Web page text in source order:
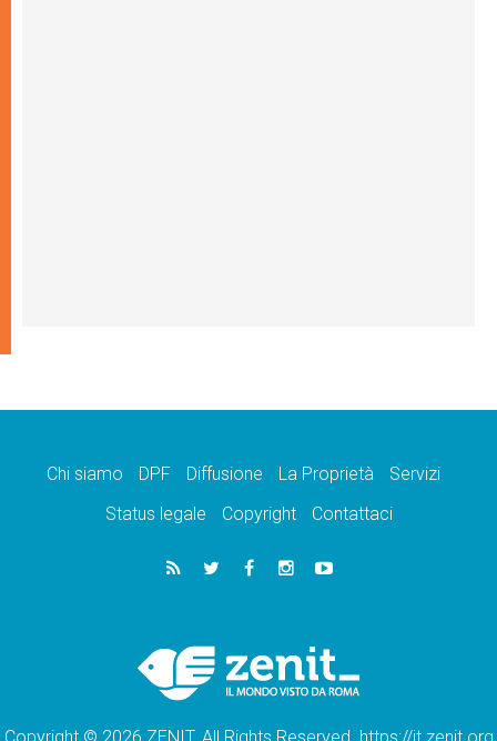
Chi siamo DPF Diffusione La Proprietà
Servizi
Status legale
Copyright Contattaci